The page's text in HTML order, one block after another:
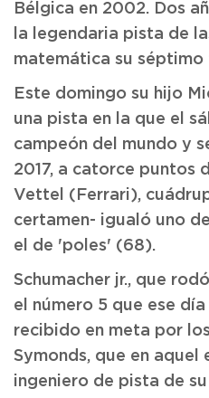
Bélgica en 2002. Dos
la legendaria pista de
matemática su
Este domingo su hijo
una pista en la que el
campeón del mundo y
2017, a catorce puntos
Vettel (Ferrari),
certamen- igualó uno
el de 'poles' (68).
Schumacher jr., que
el número 5 que ese
recibido en meta por
Symonds, que en aquel
ingeniero de pista de